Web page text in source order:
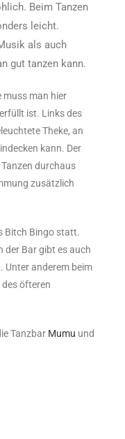
Beim Tanzen
leicht.
als auch
gut tanzen kann.
muss man hier
ist. Links des
Theke, an
kann. Der
durchaus
zusätzlich
Bitch Bingo statt.
der Bar gibt es auch
Unter anderem beim
öfteren
Tanzbar Mumu und